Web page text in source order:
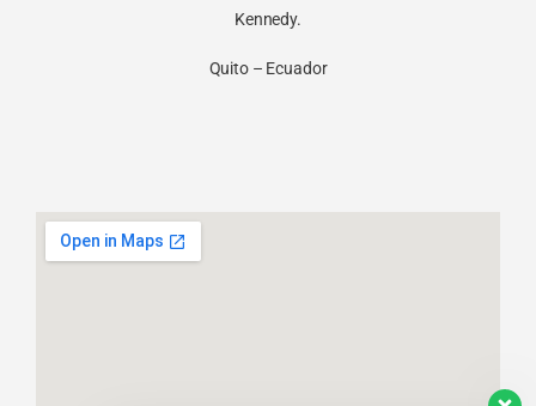
Kennedy.
Quito – Ecuador